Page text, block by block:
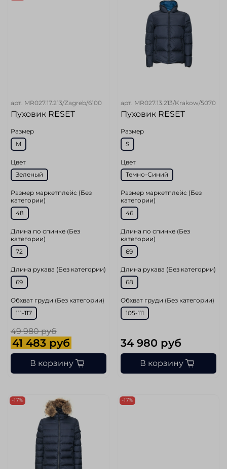
арт. MR027.17.213/Zagreb/6100
Пуховик RESET
Размер
M
Цвет
Зеленый
Размер маркетплейс (Без
категории)
48
Длина по спинке (Без
категории)
72
Длина рукава (Без категории)
69
Обхват груди (Без категории)
111-117
49 980 руб
41 483 руб
В корзину
арт. MR027.13.213/Krakow/5070
Пуховик RESET
Размер
S
Цвет
Темно-Синий
Размер маркетплейс (Без
категории)
46
Длина по спинке (Без
категории)
69
Длина рукава (Без категории)
68
Обхват груди (Без категории)
105-111
34 980 руб
В корзину
-17% -17%